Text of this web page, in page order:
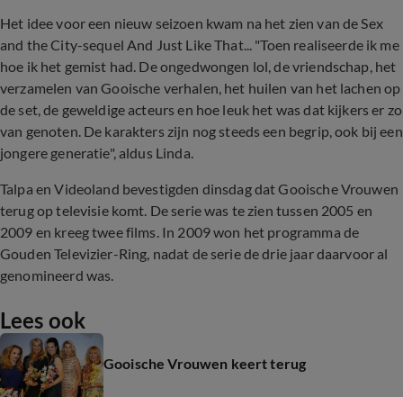
Het idee voor een nieuw seizoen kwam na het zien van de Sex
and the City-sequel And Just Like That... "Toen realiseerde ik me
hoe ik het gemist had. De ongedwongen lol, de vriendschap, het
verzamelen van Gooische verhalen, het huilen van het lachen op
de set, de geweldige acteurs en hoe leuk het was dat kijkers er zo
van genoten. De karakters zijn nog steeds een begrip, ook bij een
jongere generatie", aldus Linda.
Talpa en Videoland bevestigden dinsdag dat Gooische Vrouwen
terug op televisie komt. De serie was te zien tussen 2005 en
2009 en kreeg twee films. In 2009 won het programma de
Gouden Televizier-Ring, nadat de serie de drie jaar daarvoor al
genomineerd was.
Lees ook
Gooische Vrouwen keert terug